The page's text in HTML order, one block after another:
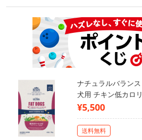
ナチュラルバラン
犬用 チキン低カロ
¥5,500
送料無料